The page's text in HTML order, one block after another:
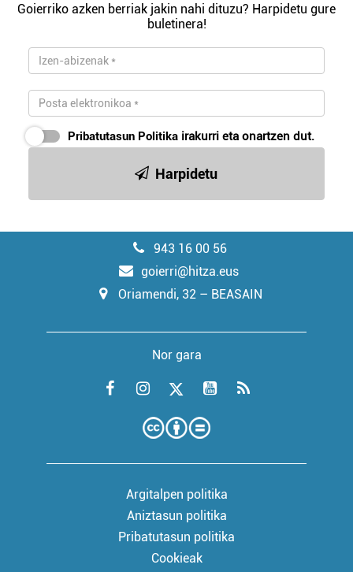
Goierriko azken berriak jakin nahi dituzu? Harpidetu gure
buletinera!
Pribatutasun Politika irakurri eta onartzen dut.
Harpidetu
943 16 00 56
goierri@hitza.eus
Oriamendi, 32 – BEASAIN
Nor gara
Argitalpen politika
Aniztasun politika
Pribatutasun politika
Cookieak